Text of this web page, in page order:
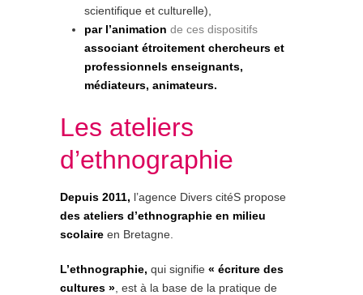
scientifique et culturelle),
par l’animation de ces dispositifs
associant étroitement chercheurs et
professionnels enseignants,
médiateurs, animateurs.
Les ateliers
d’ethnographie
Depuis 2011, l’agence Divers citéS propose
des ateliers d’ethnographie en milieu
scolaire en Bretagne.
L’ethnographie, qui signifie « écriture des
cultures » , est à la base de la pratique de